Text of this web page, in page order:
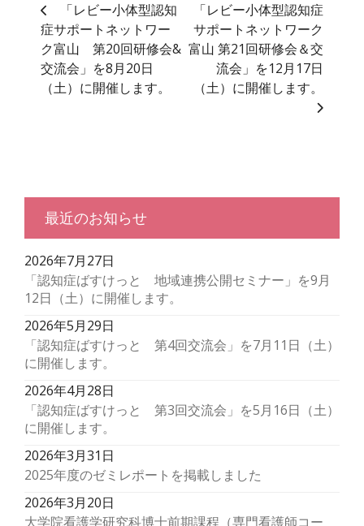
「レビー小体型認知
症サポートネットワー
ク富山 第20回研修会&
交流会」を8月20日
（土）に開催します。
「レビー小体型認知症
サポートネットワーク
富山 第21回研修会＆交
流会」を12月17日
（土）に開催します。
最近のお知らせ
2026年7月27日
「認知症ばすけっと 地域連携公開セミナー」を9月
12日（土）に開催します。
2026年5月29日
「認知症ばすけっと 第4回交流会」を7月11日（土）
に開催します。
2026年4月28日
「認知症ばすけっと 第3回交流会」を5月16日（土）
に開催します。
2026年3月31日
2025年度のゼミレポートを掲載しました
2026年3月20日
大学院看護学研究科博士前期課程（専門看護師コー